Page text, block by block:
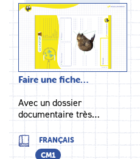
Faire une fiche…
Avec un dossier
documentaire très…
FRANÇAIS
CM1